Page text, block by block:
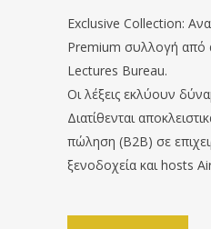
Exclusive Collection:
Premium συλλογή από
Lectures Bureau.
Οι λέξεις εκλύουν
Διατίθενται
πώληση (B2B) σε
ξενοδοχεία και hosts